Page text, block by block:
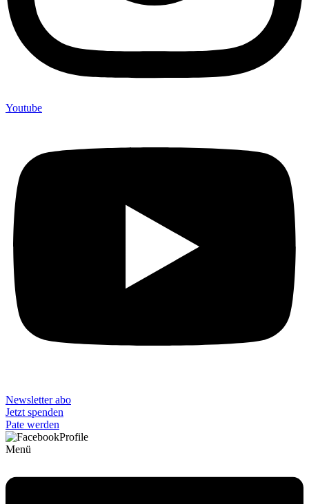
Youtube
Newsletter abo
Jetzt spenden
Pate werden
Menü